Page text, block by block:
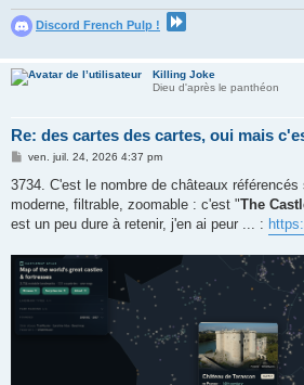
Discord French Pulp !
Killing Joke
Dieu d'après le panthéon
Re: des cartes des cartes, oui mais
M
s
a
g
ven. juil. 24, 2026 4:37 pm
3734. C'est le nombre de châteaux
moderne, filtrable, zoomable : c'est "The
est un peu dure à retenir, j'en ai peur ... :